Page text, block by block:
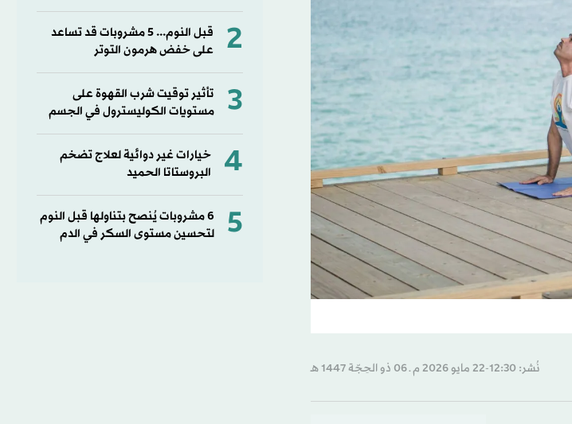
نُشر: 12:30-22 مايو 2026 م ـ 06 ذو الحِجّة 1447 هـ
2
قبل النوم... 5 مشروبات قد تساعد
على خفض هرمون التوتر
3
تأثير توقيت شرب القهوة على
مستويات الكوليسترول في الجسم
4
خيارات غير دوائية لعلاج تضخم
البروستاتا الحميد
5
6 مشروبات يُنصح بتناولها قبل النوم
لتحسين مستوى السكر في الدم